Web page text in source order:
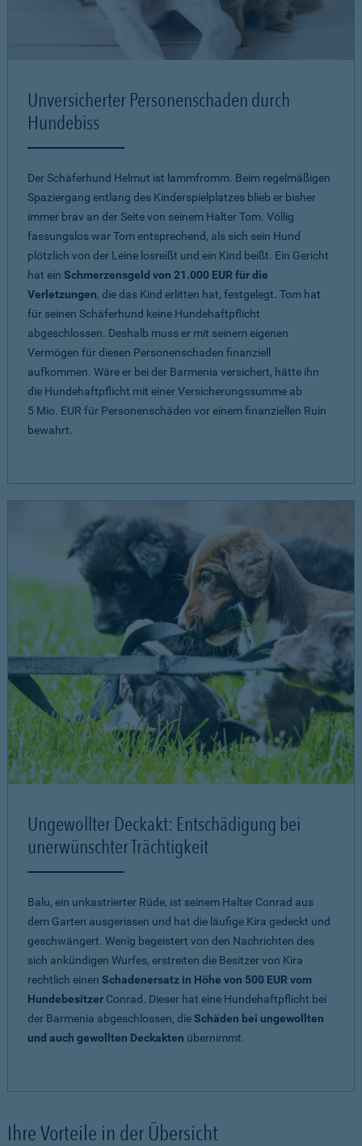
Unversicherter Personenschaden durch
Hundebiss
Der Schäferhund Helmut ist lammfromm. Beim regelmäßigen
Spaziergang entlang des Kinderspielplatzes blieb er bisher
immer brav an der Seite von seinem Halter Tom. Völlig
fassungslos war Tom entsprechend, als sich sein Hund
plötzlich von der Leine losreißt und ein Kind beißt. Ein Gericht
hat ein Schmerzensgeld von 21.000 EUR für die
Verletzungen, die das Kind erlitten hat, festgelegt. Tom hat
für seinen Schäferhund keine Hundehaftpflicht
abgeschlossen. Deshalb muss er mit seinem eigenen
Vermögen für diesen Personenschaden finanziell
aufkommen. Wäre er bei der Barmenia versichert, hätte ihn
die Hundehaftpflicht mit einer Versicherungssumme ab
5 Mio. EUR für Personenschäden vor einem finanziellen Ruin
bewahrt.
Ungewollter Deckakt: Entschädigung bei
unerwünschter Trächtigkeit
Balu, ein unkastrierter Rüde, ist seinem Halter Conrad aus
dem Garten ausgerissen und hat die läufige Kira gedeckt und
geschwängert. Wenig begeistert von den Nachrichten des
sich ankündigen Wurfes, erstreiten die Besitzer von Kira
rechtlich einen Schadenersatz in Höhe von 500 EUR vom
Hundebesitzer Conrad. Dieser hat eine Hundehaftpflicht bei
der Barmenia abgeschlossen, dieSchäden bei ungewollten
und auch gewollten Deckakten übernimmt.
Ihre Vorteile in der Übersicht